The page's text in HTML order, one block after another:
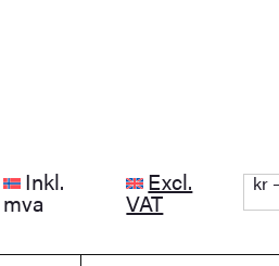
Inkl.
mva
Excl.
VAT
kr